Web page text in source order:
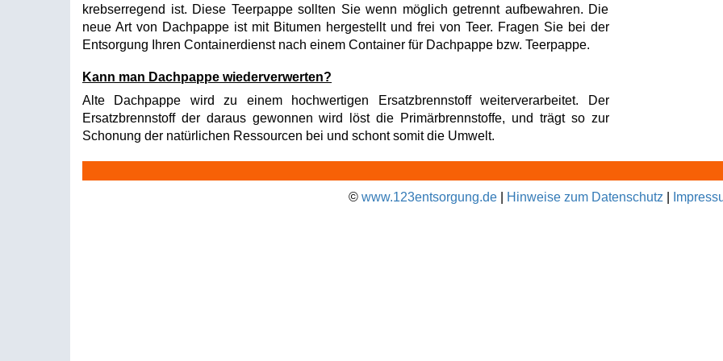
krebserregend ist. Diese Teerpappe sollten Sie wenn möglich getrennt aufbewahren. Die
neue Art von Dachpappe ist mit Bitumen hergestellt und frei von Teer. Fragen Sie bei der
Entsorgung Ihren Containerdienst nach einem Container für Dachpappe bzw. Teerpappe.
Kann man Dachpappe wiederverwerten?
Alte Dachpappe wird zu einem hochwertigen Ersatzbrennstoff weiterverarbeitet. Der
Ersatzbrennstoff der daraus gewonnen wird löst die Primärbrennstoffe, und trägt so zur
Schonung der natürlichen Ressourcen bei und schont somit die Umwelt.
© www.123entsorgung.de Hinweise zum Datenschutz